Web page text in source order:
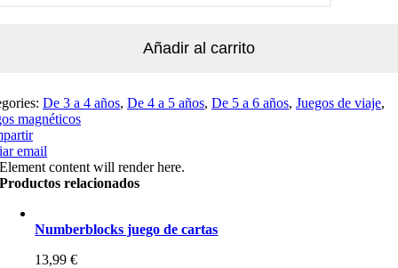
Añadir al carrito
De 3 a 4 años, De 4 a 5 años, De 5 a 6 años, Juegos de viaje,
magnéticos
email
Element content will render here.
Productos relacionados
Numberblocks juego de cartas
13,99€